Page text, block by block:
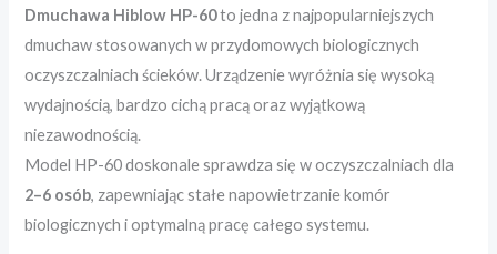
Dmuchawa Hiblow HP-60to jedna z najpopularniejszych
dmuchaw stosowanych w przydomowych biologicznych
oczyszczalniach ścieków. Urządzenie wyróżnia się wysoką
wydajnością, bardzo cichą pracą oraz wyjątkową
niezawodnością.
Model HP-60 doskonale sprawdza się w oczyszczalniach dla
2–6 osób, zapewniając stałe napowietrzanie komór
biologicznych i optymalną pracę całego systemu.